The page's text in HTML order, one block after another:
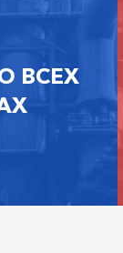
ВСЕХ